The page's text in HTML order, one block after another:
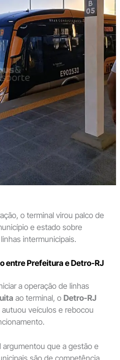
o terminal virou palco de
e estado sobre
intermunicipais.
entre Prefeitura e Detro-RJ
a operação de linhas
ao terminal, o Detro-RJ
autuou veículos e rebocou
argumentou que a gestão e